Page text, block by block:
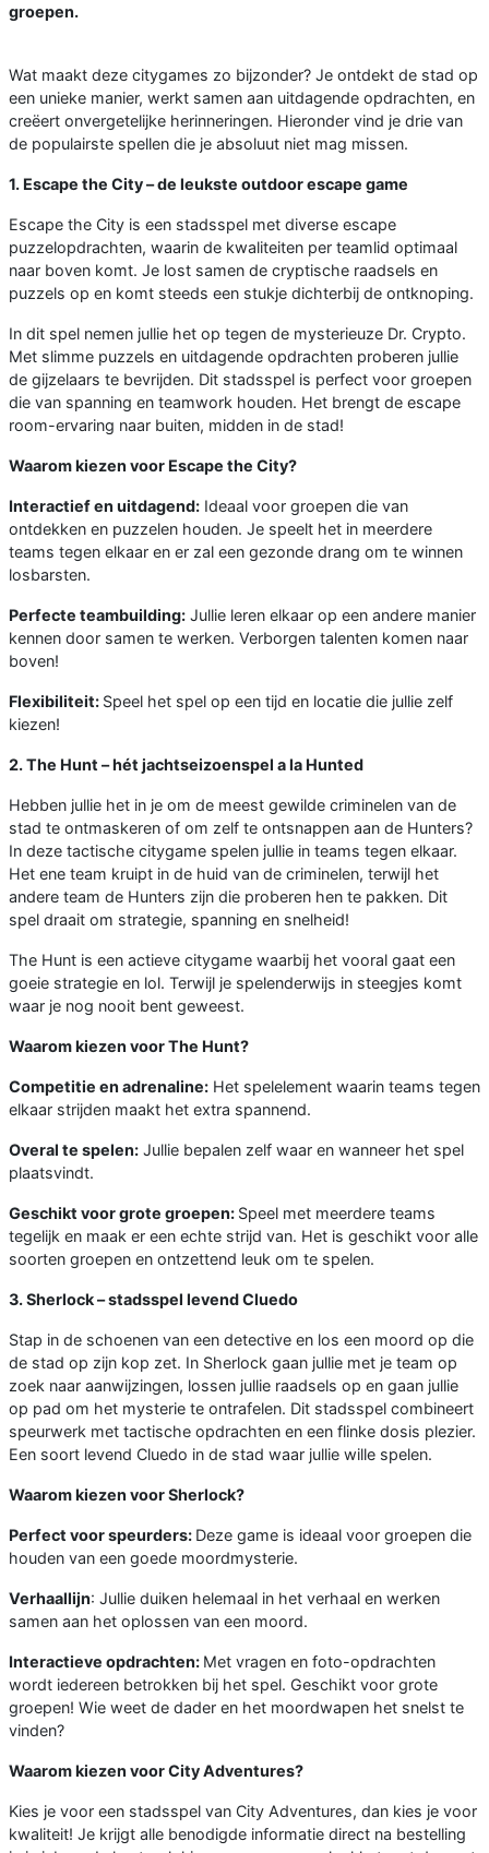
groepen.
Wat maakt deze citygames zo bijzonder? Je ontdekt de stad op
een unieke manier, werkt samen aan uitdagende opdrachten, en
creëert onvergetelijke herinneringen. Hieronder vind je drie van
de populairste spellen die je absoluut niet mag missen.
1. Escape the City – de leukste outdoor escape game
Escape the City is een stadsspel met diverse escape
puzzelopdrachten, waarin de kwaliteiten per teamlid optimaal
naar boven komt. Je lost samen de cryptische raadsels en
puzzels op en komt steeds een stukje dichterbij de ontknoping.
In dit spel nemen jullie het op tegen de mysterieuze Dr. Crypto.
Met slimme puzzels en uitdagende opdrachten proberen jullie
de gijzelaars te bevrijden. Dit stadsspel is perfect voor groepen
die van spanning en teamwork houden. Het brengt de escape
room-ervaring naar buiten, midden in de stad!
Waarom kiezen voor Escape the City?
Interactief en uitdagend: Ideaal voor groepen die van
ontdekken en puzzelen houden. Je speelt het in meerdere
teams tegen elkaar en er zal een gezonde drang om te winnen
losbarsten.
Perfecte teambuilding: Jullie leren elkaar op een andere manier
kennen door samen te werken. Verborgen talenten komen naar
boven!
Flexibiliteit: Speel het spel op een tijd en locatie die jullie zelf
kiezen!
2. The Hunt – hét jachtseizoenspel a la Hunted
Hebben jullie het in je om de meest gewilde criminelen van de
stad te ontmaskeren of om zelf te ontsnappen aan de Hunters?
In deze tactische citygame spelen jullie in teams tegen elkaar.
Het ene team kruipt in de huid van de criminelen, terwijl het
andere team de Hunters zijn die proberen hen te pakken. Dit
spel draait om strategie, spanning en snelheid!
The Hunt is een actieve citygame waarbij het vooral gaat een
goeie strategie en lol. Terwijl je spelenderwijs in steegjes komt
waar je nog nooit bent geweest.
Waarom kiezen voor The Hunt?
Competitie en adrenaline: Het spelelement waarin teams tegen
elkaar strijden maakt het extra spannend.
Overal te spelen: Jullie bepalen zelf waar en wanneer het spel
plaatsvindt.
Geschikt voor grote groepen: Speel met meerdere teams
tegelijk en maak er een echte strijd van. Het is geschikt voor alle
soorten groepen en ontzettend leuk om te spelen.
3. Sherlock – stadsspel levend Cluedo
Stap in de schoenen van een detective en los een moord op die
de stad op zijn kop zet. In Sherlock gaan jullie met je team op
zoek naar aanwijzingen, lossen jullie raadsels op en gaan jullie
op pad om het mysterie te ontrafelen. Dit stadsspel combineert
speurwerk met tactische opdrachten en een flinke dosis plezier.
Een soort levend Cluedo in de stad waar jullie wille spelen.
Waarom kiezen voor Sherlock?
Perfect voor speurders: Deze game is ideaal voor groepen die
houden van een goede moordmysterie.
Verhaallijn: Jullie duiken helemaal in het verhaal en werken
samen aan het oplossen van een moord.
Interactieve opdrachten: Met vragen en foto-opdrachten
wordt iedereen betrokken bij het spel. Geschikt voor grote
groepen! Wie weet de dader en het moordwapen het snelst te
vinden?
Waarom kiezen voor City Adventures?
Kies je voor een stadsspel van City Adventures, dan kies je voor
kwaliteit! Je krijgt alle benodigde informatie direct na bestelling